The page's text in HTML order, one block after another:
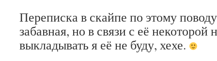
Переписка в скайпе по этому
забавная, но в связи с её некоторой
выкладывать я её не буду, хехе.